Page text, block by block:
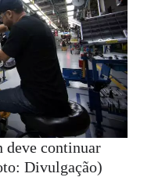
deve continuar
Divulgação)